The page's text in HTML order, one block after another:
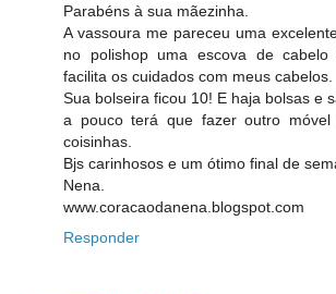
Parabéns à sua mãezinha.
A vassoura me pareceu uma
no polishop uma escova de
facilita os cuidados com meus cabelos.
Sua bolseira ficou 10! E haja bolsas e
a pouco terá que fazer outro
coisinhas.
Bjs carinhosos e um ótimo final de
Nena.
www.coracaodanena.blogspot.com
Responder